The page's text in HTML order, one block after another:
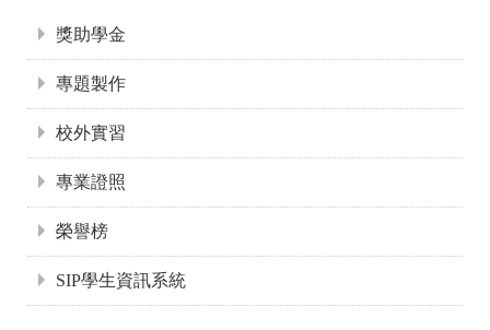
獎助學金
專題製作
校外實習
專業證照
榮譽榜
SIP學生資訊系統